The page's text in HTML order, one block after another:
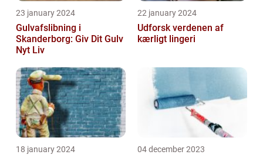
23 january 2024
Gulvafslibning i
Skanderborg: Giv Dit Gulv
Nyt Liv
22 january 2024
Udforsk verdenen af
kærligt lingeri
18 january 2024 04 december 2023